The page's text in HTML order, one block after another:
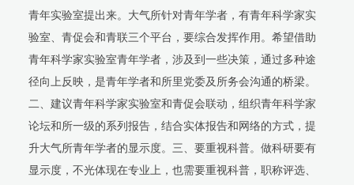
青年实验室提出来。大气所针对青年学者，有青年科学家实
验室、青促会和青联三个平台，要综合发挥作用。希望借助
青年科学家实验室青年学者，涉及到一些决策，通过多种途
径向上反映，是青年学者和所里党委及所务会沟通的桥梁。
二、建议青年科学家实验室和青促会联动，组织青年科学家
论坛和所一级的系列报告，结合实体报告和网络的方式，提
升大气所青年学者的显示度。三、要重视科普。做科研要有
显示度，不光体现在专业上，也需要重视科普，职称评选、